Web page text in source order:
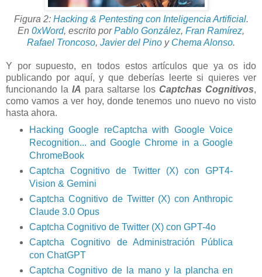
Figura 2: Hacking & Pentesting con Inteligencia Artificial.
En 0xWord, escrito porPablo González, Fran Ramírez,
Rafael Troncoso, Javier del Pino y Chema Alonso.
Y por supuesto, en todos estos artículos que ya os ido
publicando por aquí, y que deberías leerte si quieres ver
funcionando la IA para saltarse los Captchas Cognitivos,
como vamos a ver hoy, donde tenemos uno nuevo no visto
hasta ahora.
Hacking Google reCaptcha with Google Voice
Recognition... and Google Chrome in a Google
ChromeBook
Captcha Cognitivo de Twitter (X) con GPT4-
Vision & Gemini
Captcha Cognitivo de Twitter (X) con Anthropic
Claude 3.0 Opus
Captcha Cognitivo de Twitter (X) con GPT-4o
Captcha Cognitivo de Administración Pública
con ChatGPT
Captcha Cognitivo de la mano y la plancha en